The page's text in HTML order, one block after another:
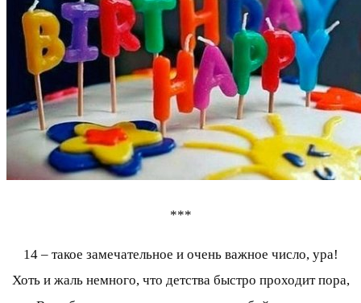
***
14 – такое замечательное и очень важное число, ура!
Хоть и жаль немного, что детства быстро проходит пора,